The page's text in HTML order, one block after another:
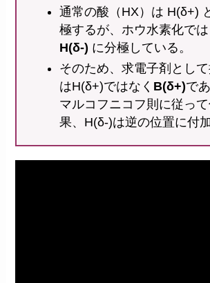
通常の酸（HX）は H(δ+)
極するが、ホウ水素化では
H(δ-) に分極している。
そのため、求電子剤とし
はH(δ+)ではなく B(δ+)で
マルコフニコフ則に従っ
果、H(δ-)は逆の位置に付加